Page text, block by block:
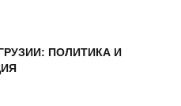
ПОЛИТИКА И